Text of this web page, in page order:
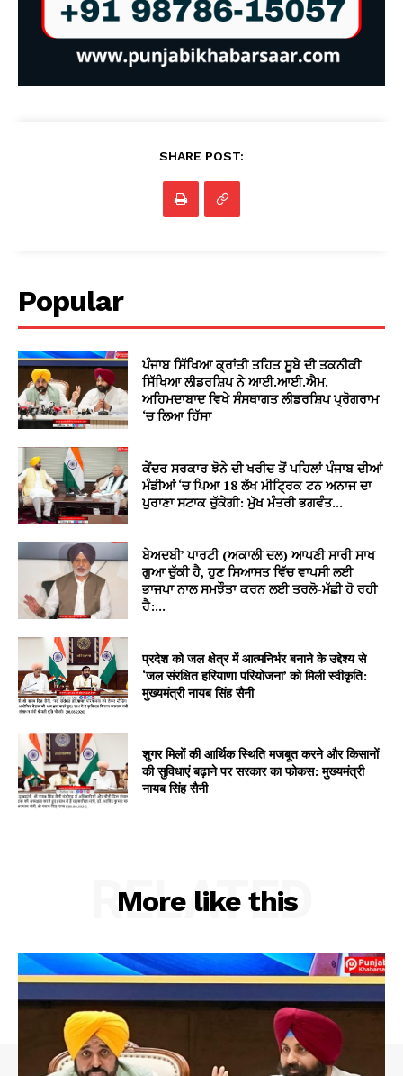
SHARE POST:
Popular
ਪੰਜਾਬ ਸਿੱਖਿਆ ਕ੍ਰਾਂਤੀ ਤਹਿਤ ਸੂਬੇ ਦੀ ਤਕਨੀਕੀ
ਸਿੱਖਿਆ ਲੀਡਰਸ਼ਿਪ ਨੇ ਆਈ.ਆਈ.ਐਮ.
ਅਹਿਮਦਾਬਾਦ ਵਿਖੇ ਸੰਸਥਾਗਤ ਲੀਡਰਸ਼ਿਪ ਪ੍ਰੋਗਰਾਮ
‘ਚ ਲਿਆ ਹਿੱਸਾ
ਕੇਂਦਰ ਸਰਕਾਰ ਝੋਨੇ ਦੀ ਖਰੀਦ ਤੋਂ ਪਹਿਲਾਂ ਪੰਜਾਬ ਦੀਆਂ
ਮੰਡੀਆਂ ‘ਚ ਪਿਆ 18 ਲੱਖ ਮੀਟ੍ਰਿਕ ਟਨ ਅਨਾਜ ਦਾ
ਪੁਰਾਣਾ ਸਟਾਕ ਚੁੱਕੇਗੀ: ਮੁੱਖ ਮੰਤਰੀ ਭਗਵੰਤ...
ਬੇਅਦਬੀ’ ਪਾਰਟੀ (ਅਕਾਲੀ ਦਲ) ਆਪਣੀ ਸਾਰੀ ਸਾਖ
ਗੁਆ ਚੁੱਕੀ ਹੈ, ਹੁਣ ਸਿਆਸਤ ਵਿੱਚ ਵਾਪਸੀ ਲਈ
ਭਾਜਪਾ ਨਾਲ ਸਮਝੌਤਾ ਕਰਨ ਲਈ ਤਰਲੋ-ਮੱਛੀ ਹੋ ਰਹੀ
ਹੈ:...
प्रदेश को जल क्षेत्र में आत्मनिर्भर बनाने के उद्देश्य से
‘जल संरक्षित हरियाणा परियोजना’ को मिली स्वीकृति:
मुख्यमंत्री नायब सिंह सैनी
शुगर मिलों की आर्थिक स्थिति मजबूत करने और किसानों
की सुविधाएं बढ़ाने पर सरकार का फोकस: मुख्यमंत्री
नायब सिंह सैनी
More like this
RELATED